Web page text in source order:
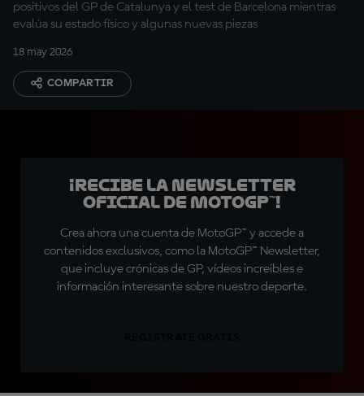
positivos del GP de Catalunya y el test de Barcelona mientras
evalúa su estado físico y algunas nuevas piezas
18 may 2026
COMPARTIR
¡Recibe la Newsletter
oficial de MotoGP™!
Crea ahora una cuenta de MotoGP™ y accede a
contenidos exclusivos, como la MotoGP™ Newsletter,
que incluye crónicas de GP, vídeos increíbles e
información interesante sobre nuestro deporte.